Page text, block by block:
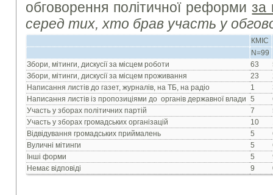
обговорення політичної реформиза
серед тих, хто брав участь у
КМІС
N=99
Збори, мітинги, дискусії за місцем роботи
63
Збори, мітинги, дискусії за місцем проживання
23
Написання листів до газет, журналів, на ТБ, на радіо
1
Написання листів із пропозиціями до органів державної влади
5
Участь у зборах політичних партій
7
Участь у зборах громадських організацій
10
Відвідування громадських приймалень
5
Вуличні мітинги
5
Інші форми
5
Немає відповіді
9